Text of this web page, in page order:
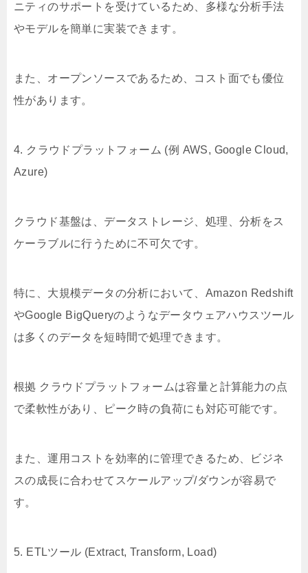
ニティのサポートを受けているため、多様な分析手法
やモデルを簡単に実装できます。
また、オープンソースであるため、コスト面でも優位
性があります。
4. クラウドプラットフォーム (例 AWS, Google Cloud,
Azure)
クラウド基盤は、データストレージ、処理、分析をス
ケーラブルに行うために不可欠です。
特に、大規模データの分析において、Amazon Redshift
やGoogle BigQueryのようなデータウェアハウスツール
は多くのデータを短時間で処理できます。
根拠 クラウドプラットフォームは容量と計算能力の点
で柔軟性があり、ピーク時の負荷にも対応可能です。
また、運用コストを効率的に管理できるため、ビジネ
スの成長に合わせてスケールアップ/ダウンが容易で
す。
5. ETLツール (Extract, Transform, Load)